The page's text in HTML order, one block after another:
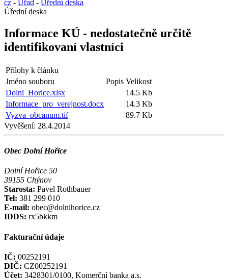
cz - Úřad - Úřední deska
Úřední deska
Informace KÚ - nedostatečně určitě
identifikovaní vlastníci
Přílohy k článku
Jméno souboru
Popis Velikost
Dolni_Horice.xlsx
14.5 Kb
Informace_pro_verejnost.docx
14.3 Kb
Vyzva_obcanum.tif
89.7 Kb
Vyvěšení: 28.4.2014
Obec Dolní Hořice
Dolní Hořice 50
39155 Chýnov
Starosta: Pavel Rothbauer
Tel: 381 299 010
E-mail: obec@dolnihorice.cz
IDDS: rx5bkkm
Fakturační údaje
IČ: 00252191
DIČ: CZ00252191
Účet: 3428301/0100, Komerční banka a.s.